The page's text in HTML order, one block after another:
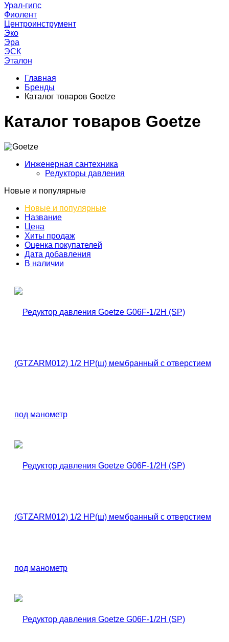
Урал-гипс
Фиолент
Центроинструмент
Эко
Эра
ЭСК
Эталон
Главная
Бренды
Каталог товаров Goetze
Каталог товаров Goetze
Инженерная сантехника
Редукторы давления
Новые и популярные
Новые и популярные
Название
Цена
Хиты продаж
Оценка покупателей
Дата добавления
В наличии